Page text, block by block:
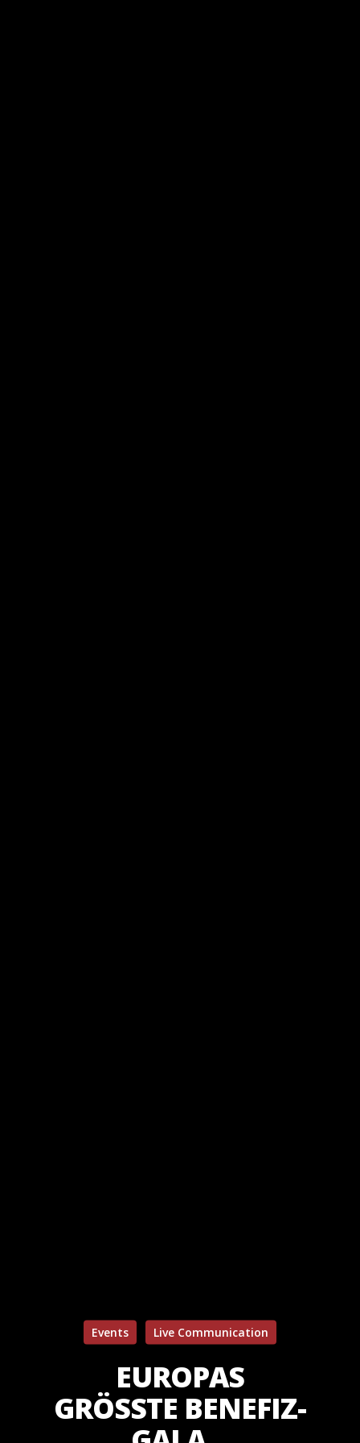
Events Live Communication
EUROPAS
GRÖSSTE BENEFIZ-G